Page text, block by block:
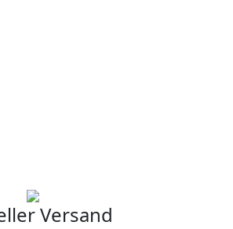
Versand